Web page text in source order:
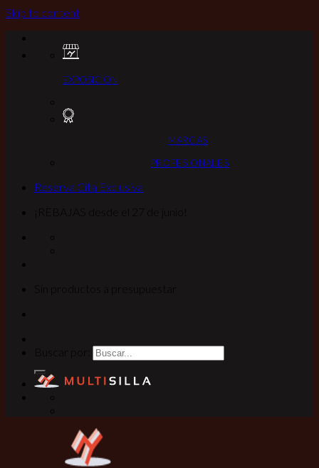
Skip to content
EXPOSICION
MARCAS
PROFESIONALES
Reserva Cita Exclusiva